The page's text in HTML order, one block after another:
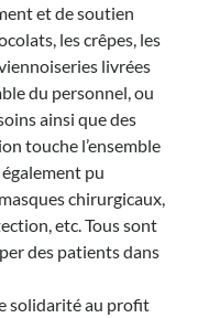
et de soutien
les crêpes, les
livrées
du personnel, ou
ainsi que des
touche l’ensemble
également pu
chirurgicaux,
etc. Tous sont
des patients dans
solidarité au profit